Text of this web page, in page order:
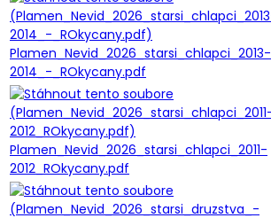
Plamen_Nevid_2026_starsi_chlapci_2013-
2014_-_ROkycany.pdf
Plamen_Nevid_2026_starsi_chlapci_2011-
2012_ROkycany.pdf